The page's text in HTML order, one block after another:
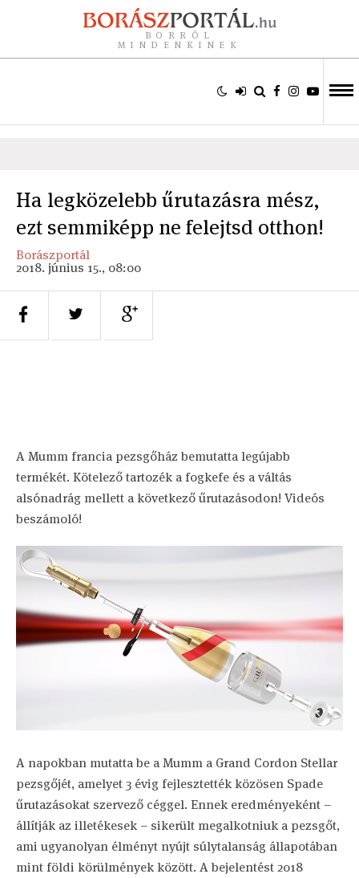
BORRÓL
MINDENKINEK
Ha legközelebb űrutazásra mész,
ezt semmiképp ne felejtsd otthon!
Borászportál
2018. június 15., 08:00
A Mumm francia pezsgőház bemutatta legújabb
termékét. Kötelező tartozék a fogkefe és a váltás
alsónadrág mellett a következő űrutazásodon! Videós
beszámoló!
A napokban mutatta be a Mumm a Grand Cordon Stellar
pezsgőjét, amelyet 3 évig fejlesztették közösen Spade
űrutazásokat szervező céggel. Ennek eredményeként –
állítják az illetékesek – sikerült megalkotniuk a pezsgőt,
ami ugyanolyan élményt nyújt súlytalanság állapotában
mint földi körülmények között. A bejelentést 2018